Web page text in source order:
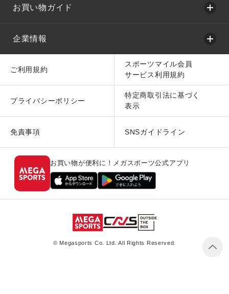
お買い物ガイド
企業情報
ご利用規約
スポーツマイル会員
サービス利用規約
プライバシーポリシー
特定商取引法に基づく
表示
免責事項 SNSガイドライン
お買い物が便利に！メガスポーツ公式アプリ
© Megasports Co. Ltd. All Rights Reserved.